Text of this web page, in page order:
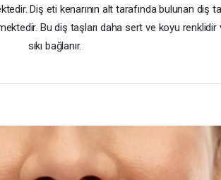
Diş eti kenarının alt tarafında bulunan diş
Bu diş taşları daha sert ve koyu renklidir
sıkı bağlanır.